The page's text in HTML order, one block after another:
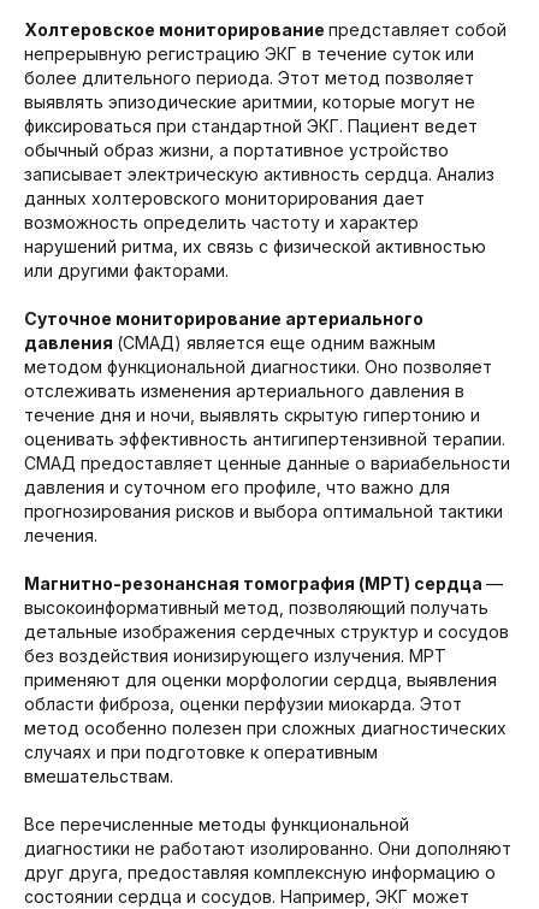
Холтеровское мониторирование представляет собой
непрерывную регистрацию ЭКГ в течение суток или
более длительного периода. Этот метод позволяет
выявлять эпизодические аритмии, которые могут не
фиксироваться при стандартной ЭКГ. Пациент ведет
обычный образ жизни, а портативное устройство
записывает электрическую активность сердца. Анализ
данных холтеровского мониторирования дает
возможность определить частоту и характер
нарушений ритма, их связь с физической активностью
или другими факторами.
Суточное мониторирование артериального
давления (СМАД) является еще одним важным
методом функциональной диагностики. Оно позволяет
отслеживать изменения артериального давления в
течение дня и ночи, выявлять скрытую гипертонию и
оценивать эффективность антигипертензивной терапии.
СМАД предоставляет ценные данные о вариабельности
давления и суточном его профиле, что важно для
прогнозирования рисков и выбора оптимальной тактики
лечения.
Магнитно-резонансная томография (МРТ) сердца —
высокоинформативный метод, позволяющий получать
детальные изображения сердечных структур и сосудов
без воздействия ионизирующего излучения. МРТ
применяют для оценки морфологии сердца, выявления
области фиброза, оценки перфузии миокарда. Этот
метод особенно полезен при сложных диагностических
случаях и при подготовке к оперативным
вмешательствам.
Все перечисленные методы функциональной
диагностики не работают изолированно. Они дополняют
друг друга, предоставляя комплексную информацию о
состоянии сердца и сосудов. Например, ЭКГ может